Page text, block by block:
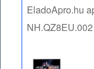
EladoApro.hu
NH.QZ8EU.002